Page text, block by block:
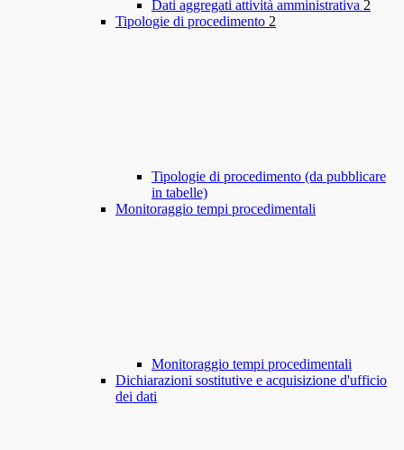
Dati aggregati attività amministrativa 2
Tipologie di procedimento 2
Tipologie di procedimento (da pubblicare
in tabelle)
Monitoraggio tempi procedimentali
Monitoraggio tempi procedimentali
Dichiarazioni sostitutive e acquisizione d'ufficio
dei dati